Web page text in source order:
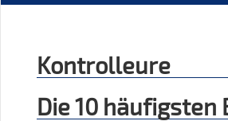
Kontrolleure
Die 10